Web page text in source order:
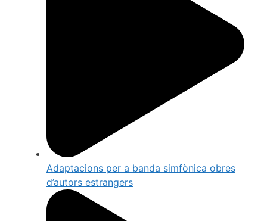
Adaptacions per a banda simfònica obres
d’autors estrangers